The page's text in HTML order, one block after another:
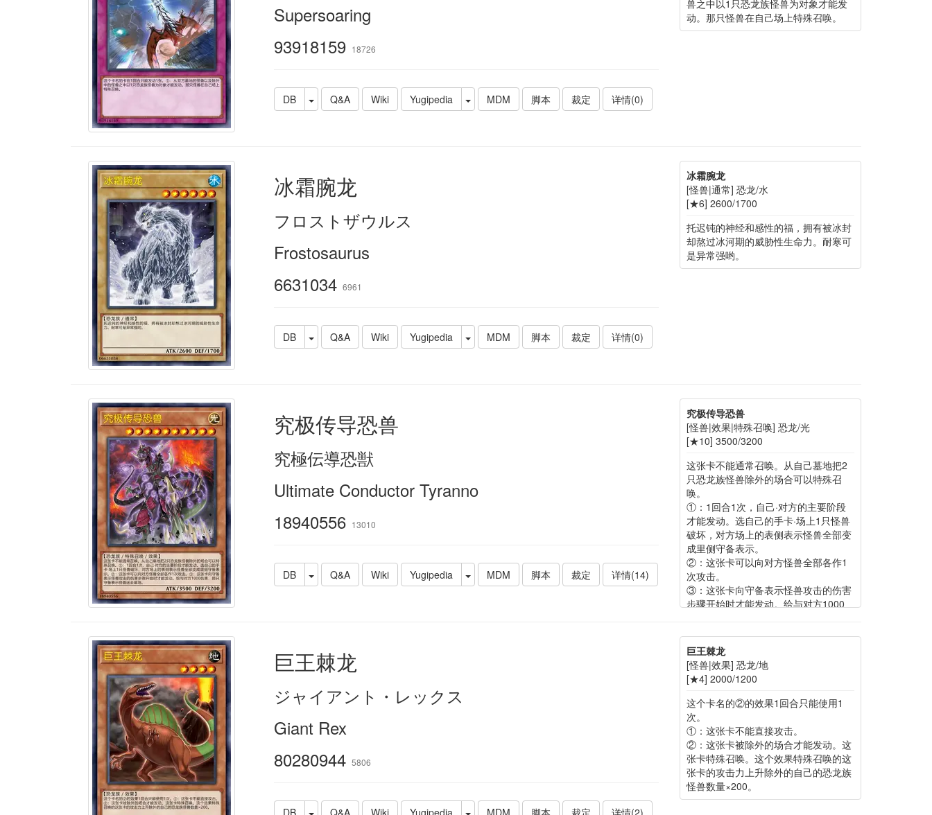
Supersoaring
93918159 18726
DB Q&A Wiki Yugipedia MDM 脚本 裁定 详情(0)
兽之中以1只恐龙族怪兽为对象才能发
动。那只怪兽在自己场上特殊召唤。
冰霜腕龙
フロストザウルス
Frostosaurus
6631034 6961
DB Q&A Wiki Yugipedia MDM 脚本 裁定 详情(0)
冰霜腕龙
[怪兽|通常] 恐龙/水
[★6] 2600/1700
托迟钝的神经和感性的福，拥有被冰封
却熬过冰河期的威胁性生命力。耐寒可
是异常强哟。
究极传导恐兽
究極伝導恐獣
Ultimate Conductor Tyranno
18940556 13010
DB Q&A Wiki Yugipedia MDM 脚本 裁定 详情(14)
究极传导恐兽
[怪兽|效果|特殊召唤] 恐龙/光
[★10] 3500/3200
这张卡不能通常召唤。从自己墓地把2
只恐龙族怪兽除外的场合可以特殊召
唤。
①：1回合1次，自己·对方的主要阶段
才能发动。选自己的手卡·场上1只怪兽
破坏，对方场上的表侧表示怪兽全部变
成里侧守备表示。
②：这张卡可以向对方怪兽全部各作1
次攻击。
③：这张卡向守备表示怪兽攻击的伤害
步骤开始时才能发动。给与对方1000
巨王棘龙
ジャイアント・レックス
Giant Rex
80280944 5806
巨王棘龙
[怪兽|效果] 恐龙/地
[★4] 2000/1200
这个卡名的②的效果1回合只能使用1
次。
①：这张卡不能直接攻击。
②：这张卡被除外的场合才能发动。这
张卡特殊召唤。这个效果特殊召唤的这
张卡的攻击力上升除外的自己的恐龙族
怪兽数量×200。